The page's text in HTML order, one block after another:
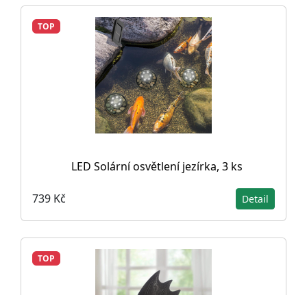
TOP
LED Solární osvětlení jezírka, 3 ks
739 Kč Detail
TOP